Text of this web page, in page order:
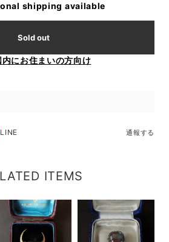
shipping available
Sold out
内にお住まいの方向け
LINE 通報する
ITEMS